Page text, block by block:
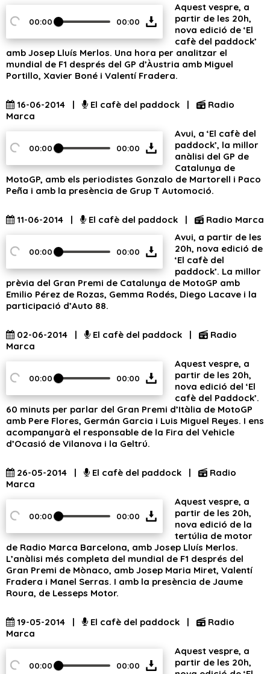
00:00 00:00
Aquest vespre, a
partir de les 20h,
nova edició de ‘El
cafè del paddock’
amb Josep Lluís Merlos. Una hora per analitzar el
mundial de F1 després del GP d’Àustria amb Miguel
Portillo, Xavier Boné i Valentí Fradera.
16-06-2014 | El cafè del paddock |
Radio
Marca
00:00 00:00
Avui, a ‘El cafè del
paddock’, la millor
anàlisi del GP de
Catalunya de
MotoGP, amb els periodistes Gonzalo de Martorell i Paco
Peña i amb la presència de Grup T Automoció.
11-06-2014 | El cafè del paddock | Radio Marca
00:00 00:00
Avui, a partir de les
20h, nova edició de
‘El cafè del
paddock’. La millor
prèvia del Gran Premi de Catalunya de MotoGP amb
Emilio Pérez de Rozas, Gemma Rodés, Diego Lacave i la
participació d’Auto 88.
02-06-2014 | El cafè del paddock |
Radio
Marca
00:00 00:00
Aquest vespre, a
partir de les 20h,
nova edició del ‘El
cafè del Paddock’.
60 minuts per parlar del Gran Premi d’Itàlia de MotoGP
amb Pere Flores, Germán Garcia i Luis Miguel Reyes. I ens
acompanyarà el responsable de la Fira del Vehicle
d’Ocasió de Vilanova i la Geltrú.
26-05-2014 | El cafè del paddock |
Radio
Marca
00:00 00:00
Aquest vespre, a
partir de les 20h,
nova edició de la
tertúlia de motor
de Radio Marca Barcelona, amb Josep Lluís Merlos.
L’anàlisi més completa del mundial de F1 després del
Gran Premi de Mònaco, amb Josep Maria Miret, Valentí
Fradera i Manel Serras. I amb la presència de Jaume
Roura, de Lesseps Motor.
19-05-2014 | El cafè del paddock |
Radio
Marca
00:00 00:00
Aquest vespre, a
partir de les 20h,